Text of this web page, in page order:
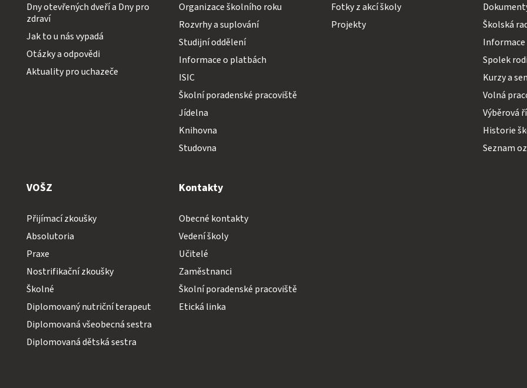
Dny otevřených dveří a Dny pro
zdraví
Jak to u nás vypadá
Otázky a odpovědi
Aktuality pro uchazeče
Organizace školního roku
Rozvrhy a suplování
Studijní oddělení
Informace o platbách
ISIC
Školní poradenské pracoviště
Jídelna
Knihovna
Studovna
Fotky z akcí školy
Projekty
Školská
Informace
Spolek
Kurzy a
Volná
Výběrová
Historie
Seznam
VOŠZ
Přijímací zkoušky
Absolutoria
Praxe
Nostrifikační zkoušky
Školné
Diplomovaný nutriční terapeut
Diplomovaná všeobecná sestra
Diplomovaná dětská sestra
Kontakty
Obecné kontakty
Vedení školy
Učitelé
Zaměstnanci
Školní poradenské pracoviště
Etická linka